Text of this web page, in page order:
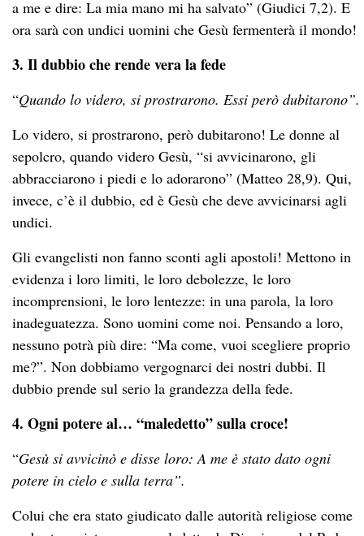
a me e dire: La mia mano mi ha salvato” (Giudici 7,2). E
ora sarà con undici uomini che Gesù fermenterà il mondo!
3. Il dubbio che rende vera la fede
“Quando lo videro, si prostrarono. Essi però dubitarono”.
Lo videro, si prostrarono, però dubitarono! Le donne al
sepolcro, quando videro Gesù, “si avvicinarono, gli
abbracciarono i piedi e lo adorarono” (Matteo 28,9). Qui,
invece, c’è il dubbio, ed è Gesù che deve avvicinarsi agli
undici.
Gli evangelisti non fanno sconti agli apostoli! Mettono in
evidenza i loro limiti, le loro debolezze, le loro
incomprensioni, le loro lentezze: in una parola, la loro
inadeguatezza. Sono uomini come noi. Pensando a loro,
nessuno potrà più dire: “Ma come, vuoi scegliere proprio
me?”. Non dobbiamo vergognarci dei nostri dubbi. Il
dubbio prende sul serio la grandezza della fede.
4. Ogni potere al… “maledetto” sulla croce!
“Gesù si avvicinò e disse loro: A me è stato dato ogni
potere in cielo e sulla terra”.
Colui che era stato giudicato dalle autorità religiose come